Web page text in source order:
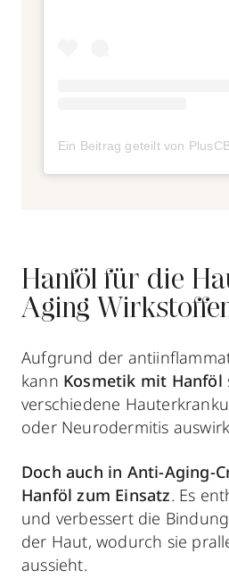
Hanföl für die
Aging
Aufgrund der
kann Kosmetik mit Hanföl
verschiedene
oder Neurodermitis
Doch auch in Anti-Aging-
Hanföl zum Einsatz. Es
und verbessert die
der Haut, wodurch sie
aussieht.